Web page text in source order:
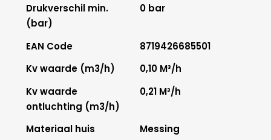
Drukverschil min.
(bar)
0 bar
EAN Code
8719426685501
Kv waarde (m3/h)
0,10 M³/h
Kv waarde
ontluchting (m3/h)
0,21 M³/h
Materiaal huis
Messing